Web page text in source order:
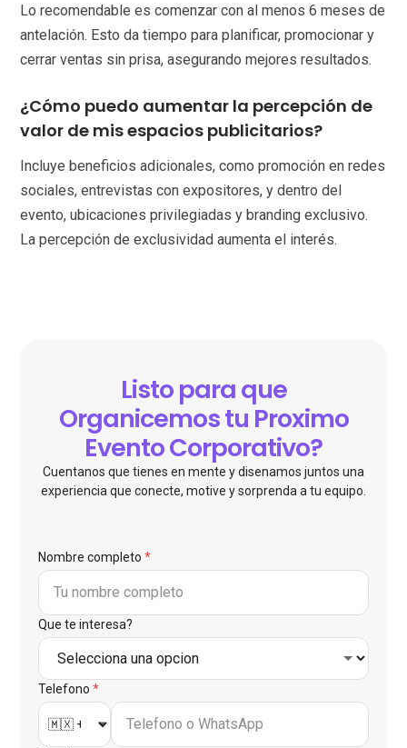
Lo recomendable es comenzar con al menos 6 meses de
antelación. Esto da tiempo para planificar, promocionar y
cerrar ventas sin prisa, asegurando mejores resultados.
¿Cómo puedo aumentar la percepción de
valor de mis espacios publicitarios?
Incluye beneficios adicionales, como promoción en redes
sociales, entrevistas con expositores, y dentro del
evento, ubicaciones privilegiadas y branding exclusivo.
La percepción de exclusividad aumenta el interés.
Listo para que
Organicemos tu Proximo
Evento Corporativo?
Cuentanos que tienes en mente y disenamos juntos una
experiencia que conecte, motive y sorprenda a tu equipo.
Nombre completo *
Que te interesa?
Telefono *